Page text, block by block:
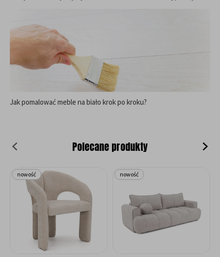
Jak pomalować meble na biało krok po kroku?
Polecane produkty
nowość nowość